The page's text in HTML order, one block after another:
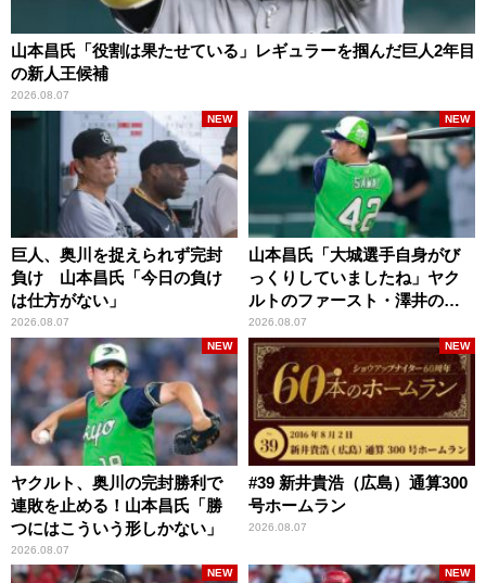
山本昌氏「役割は果たせている」レギュラーを掴んだ巨人2年目
の新人王候補
2026.08.07
巨人、奥川を捉えられず完封
負け 山本昌氏「今日の負け
は仕方がない」
2026.08.07
NEW
山本昌氏「大城選手自身がび
っくりしていましたね」ヤク
ルトのファースト・澤井の判
断を評価
2026.08.07
NEW
ヤクルト、奥川の完封勝利で
連敗を止める！山本昌氏「勝
つにはこういう形しかない」
2026.08.07
NEW
#39 新井貴浩（広島）通算300
号ホームラン
2026.08.07
NEW
NEW NEW